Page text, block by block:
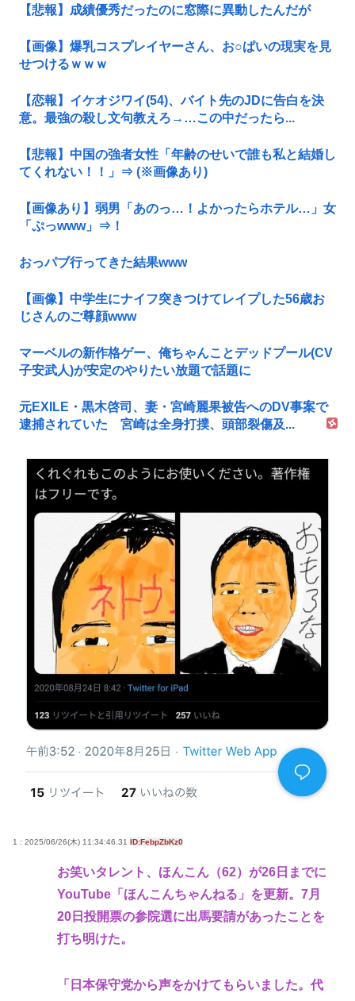
【悲報】成績優秀だったのに窓際に異動したんだが
【画像】爆乳コスプレイヤーさん、お○ぱいの現実を見
せつけるｗｗｗ
【恋報】イケオジワイ(54)、バイト先のJDに告白を決
意。最強の殺し文句教えろ→…この中だったら...
【悲報】中国の強者女性「年齢のせいで誰も私と結婚し
てくれない！！」⇒ (※画像あり)
【画像あり】弱男「あのっ…！よかったらホテル…」女
「ぷっwww」⇒！
おっパブ行ってきた結果www
【画像】中学生にナイフ突きつけてレイプした56歳お
じさんのご尊顔www
マーベルの新作格ゲー、俺ちゃんことデッドプール(CV
子安武人)が安定のやりたい放題で話題に
元EXILE・黒木啓司、妻・宮崎麗果被告へのDV事案で
逮捕されていた 宮崎は全身打撲、頭部裂傷及...
1 : 2025/06/26(木) 11:34:46.31 ID:FebpZbKz0
お笑いタレント、ほんこん（62）が26日までに
YouTube「ほんこんちゃんねる」を更新。7月
20日投開票の参院選に出馬要請があったことを
打ち明けた。
「日本保守党から声をかけてもらいました。代